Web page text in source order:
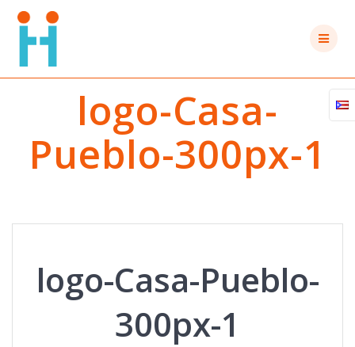
logo-Casa-
Pueblo-300px-1
logo-Casa-Pueblo-
300px-1